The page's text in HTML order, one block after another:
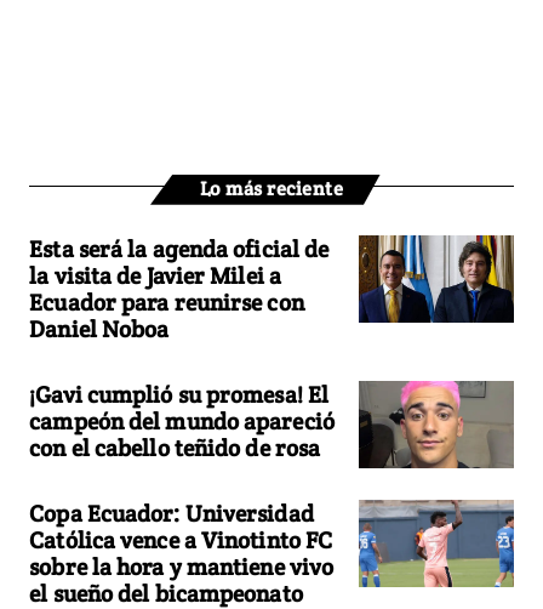
Lo más reciente
Esta será la agenda oficial de
la visita de Javier Milei a
Ecuador para reunirse con
Daniel Noboa
¡Gavi cumplió su promesa! El
campeón del mundo apareció
con el cabello teñido de rosa
Copa Ecuador: Universidad
Católica vence a Vinotinto FC
sobre la hora y mantiene vivo
el sueño del bicampeonato